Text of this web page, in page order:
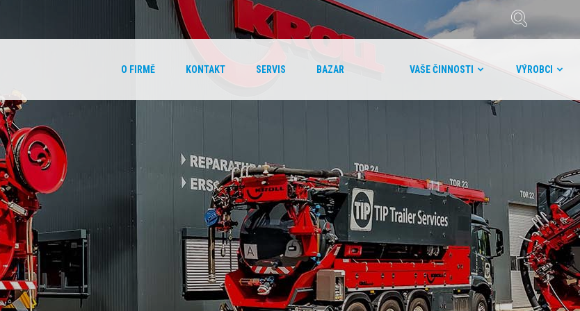
O FIRMĚ KONTAKT SERVIS BAZAR VAŠE ČINNOSTI VÝROBCI